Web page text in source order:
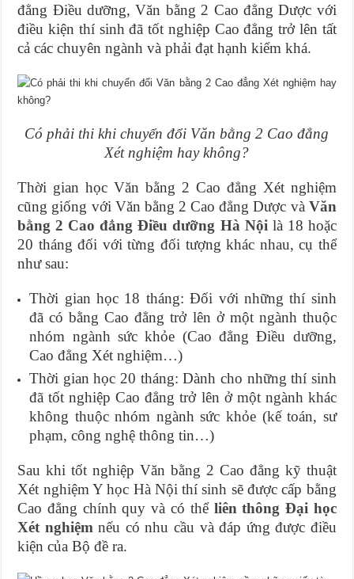
đẳng Điều dưỡng, Văn bằng 2 Cao đẳng Dược với
điều kiện thí sinh đã tốt nghiệp Cao đẳng trở lên tất
cả các chuyên ngành và phải đạt hạnh kiểm khá.
Có phải thi khi chuyển đổi Văn bằng 2 Cao đẳng
Xét nghiệm hay không?
Thời gian học Văn bằng 2 Cao đẳng Xét nghiệm
cũng giống với Văn bằng 2 Cao đẳng Dược và Văn
bằng 2 Cao đẳng Điều dưỡng Hà Nội là 18 hoặc
20 tháng đối với từng đối tượng khác nhau, cụ thể
như sau:
Thời gian học 18 tháng: Đối với những thí sinh
đã có bằng Cao đẳng trở lên ở một ngành thuộc
nhóm ngành sức khỏe (Cao đẳng Điều dưỡng,
Cao đẳng Xét nghiệm…)
Thời gian học 20 tháng: Dành cho những thí sinh
đã tốt nghiệp Cao đẳng trở lên ở một ngành khác
không thuộc nhóm ngành sức khỏe (kế toán, sư
phạm, công nghệ thông tin…)
Sau khi tốt nghiệp Văn bằng 2 Cao đẳng kỹ thuật
Xét nghiệm Y học Hà Nội thí sinh sẽ được cấp bằng
Cao đẳng chính quy và có thể liên thông Đại học
Xét nghiệm nếu có nhu cầu và đáp ứng được điều
kiện của Bộ đề ra.